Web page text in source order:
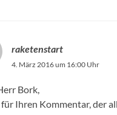
raketenstart
4. März 2016 um 16:00 Uhr
Bork,
Ihren Kommentar, der